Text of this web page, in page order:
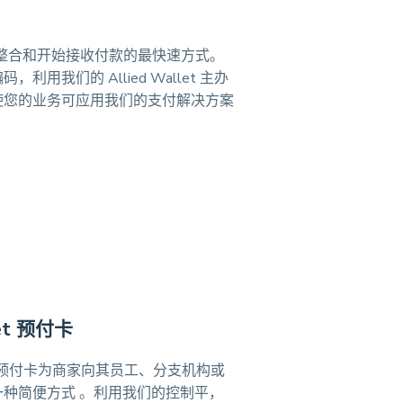
合和开始接收付款的最快速方式。
码，利用我们的 Allied Wallet 主办
的业务可应用我们的支付解决方案
预付卡
卡为商家向其员工、分支机构或
简便方式 。利用我们的控制平，